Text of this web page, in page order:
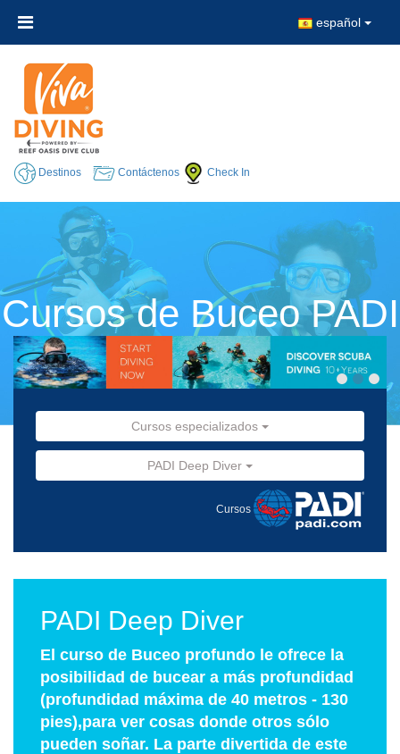
español
Destinos Contáctenos Check In
Cursos de Buceo PADI
Cursos especializados
PADI Deep Diver
Cursos
PADI Deep Diver
El curso de Buceo profundo le ofrece la
posibilidad de bucear a más profundidad
(profundidad máxima de 40 metros - 130
pies),para ver cosas donde otros sólo
pueden soñar. La parte divertida de este